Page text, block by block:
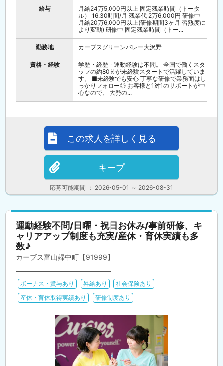
給与
月給24万5,000円以上 固定残業時間（トータ
ル） 16.30時間/月 残業代 2万6,000円 研修中
月給20万6,000円以上(研修期間3ヶ月 習熟度に
より変動) 研修中 固定残業時間（トー...
勤務地 カーブスグリーンバレー大沢野
資格・経験
学歴・経歴・運動経験は不問。 全国で働くスタ
ッフの約80％が未経験スタートで活躍していま
す。 ■未経験でも安心 丁寧な研修で業務面はし
っかりフォロー◎ お客様と1対1のサポートが中
心なので、 大勢の...
応募可能期間 ： 2026-05-01 ～ 2026-08-31
この求人を詳しく見る
キープ
運動経験不問/日曜・祝日お休み/事前研修、キ
ャリアアップ制度も充実/産休・育休実績も多
数♪
カーブス富山婦中町【91999】
ボーナス・賞与あり 昇給あり
社会保険あり
産休・育休取得実績あり
研修制度あり